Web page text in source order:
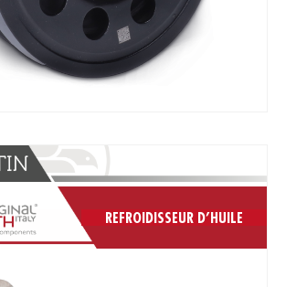
REFROIDISSEUR D’HUILE